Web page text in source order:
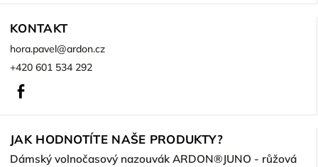
KONTAKT
hora.pavel@ardon.cz
+420 601 534 292
JAK HODNOTÍTE NAŠE PRODUKTY?
Dámský volnočasový nazouvák ARDON®JUNO - růžová